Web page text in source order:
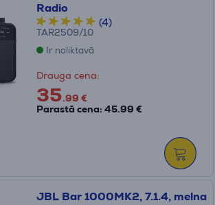
Radio
(4)
TAR2509/10
Ir noliktavā
Drauga cena:
35.99 €
Parastā cena: 45.99 €
JBL Bar 1000MK2, 7.1.4, melna